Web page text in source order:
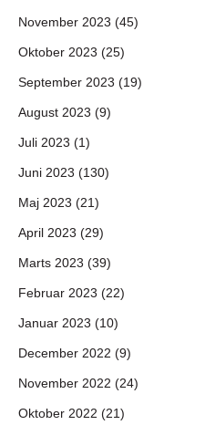
November 2023 (45)
Oktober 2023 (25)
September 2023 (19)
August 2023 (9)
Juli 2023 (1)
Juni 2023 (130)
Maj 2023 (21)
April 2023 (29)
Marts 2023 (39)
Februar 2023 (22)
Januar 2023 (10)
December 2022 (9)
November 2022 (24)
Oktober 2022 (21)